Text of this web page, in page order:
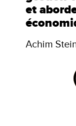
et
Achim